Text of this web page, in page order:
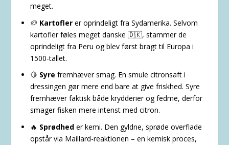
meget.
🥔 Kartoflerer oprindeligt fra Sydamerika. Selvom
kartofler føles meget danske 🇩🇰, stammer de
oprindeligt fra Peru og blev først bragt til Europa i
1500-tallet.
🍋 Syre fremhæver smag. En smule citronsaft i
dressingen gør mere end bare at give friskhed. Syre
fremhæver faktisk både krydderier og fedme, derfor
smager fisken mere intenst med citron.
🔥 Sprødheder kemi. Den gyldne, sprøde overflade
opstår via Maillard-reaktionen – en kemisk proces,